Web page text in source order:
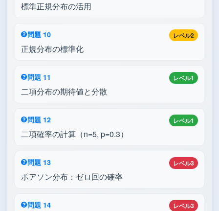
標準正規分布の活用
レベル2
問題 10
正規分布の標準化
レベル1
問題 11
二項分布の期待値と分散
レベル1
問題 12
二項確率の計算（n=5, p=0.3）
レベル3
問題 13
ポアソン分布：ゼロ回の確率
レベル3
問題 14